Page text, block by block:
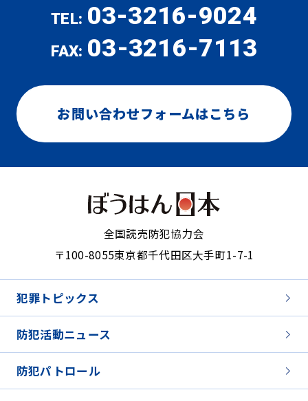
TEL: 03-3216-9024
FAX: 03-3216-7113
お問い合わせフォームはこちら
全国読売防犯協力会
〒100-8055東京都千代田区大手町1-7-1
犯罪トピックス
防犯活動ニュース
防犯パトロール